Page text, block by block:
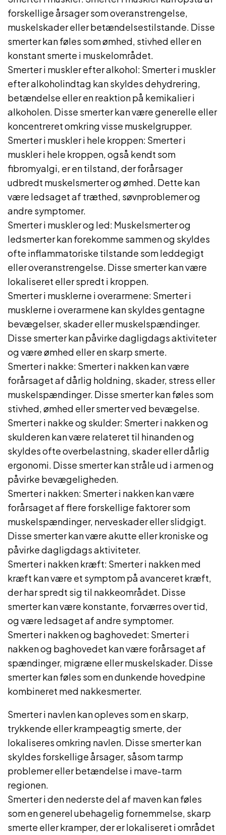
forskellige årsager som overanstrengelse,
muskelskader eller betændelsestilstande. Disse
smerter kan føles som ømhed, stivhed eller en
konstant smerte i muskelområdet.
Smerter i muskler efter alkohol: Smerter i muskler
efter alkoholindtag kan skyldes dehydrering,
betændelse eller en reaktion på kemikalier i
alkoholen. Disse smerter kan være generelle eller
koncentreret omkring visse muskelgrupper.
Smerter i muskler i hele kroppen: Smerter i
muskler i hele kroppen, også kendt som
fibromyalgi, er en tilstand, der forårsager
udbredt muskelsmerter og ømhed. Dette kan
være ledsaget af træthed, søvnproblemer og
andre symptomer.
Smerter i muskler og led: Muskelsmerter og
ledsmerter kan forekomme sammen og skyldes
ofte inflammatoriske tilstande som leddegigt
eller overanstrengelse. Disse smerter kan være
lokaliseret eller spredt i kroppen.
Smerter i musklerne i overarmene: Smerter i
musklerne i overarmene kan skyldes gentagne
bevægelser, skader eller muskelspændinger.
Disse smerter kan påvirke dagligdags aktiviteter
og være ømhed eller en skarp smerte.
Smerter i nakke: Smerter i nakken kan være
forårsaget af dårlig holdning, skader, stress eller
muskelspændinger. Disse smerter kan føles som
stivhed, ømhed eller smerter ved bevægelse.
Smerter i nakke og skulder: Smerter i nakken og
skulderen kan være relateret til hinanden og
skyldes ofte overbelastning, skader eller dårlig
ergonomi. Disse smerter kan stråle ud i armen og
påvirke bevægeligheden.
Smerter i nakken: Smerter i nakken kan være
forårsaget af flere forskellige faktorer som
muskelspændinger, nerveskader eller slidgigt.
Disse smerter kan være akutte eller kroniske og
påvirke dagligdags aktiviteter.
Smerter i nakken kræft: Smerter i nakken med
kræft kan være et symptom på avanceret kræft,
der har spredt sig til nakkeområdet. Disse
smerter kan være konstante, forværres over tid,
og være ledsaget af andre symptomer.
Smerter i nakken og baghovedet: Smerter i
nakken og baghovedet kan være forårsaget af
spændinger, migræne eller muskelskader. Disse
smerter kan føles som en dunkende hovedpine
kombineret med nakkesmerter.
Smerter i navlen kan opleves som en skarp,
trykkende eller krampeagtig smerte, der
lokaliseres omkring navlen. Disse smerter kan
skyldes forskellige årsager, såsom tarmp
problemer eller betændelse i mave-tarm
regionen.
Smerter i den nederste del af maven kan føles
som en generel ubehagelig fornemmelse, skarp
smerte eller kramper, der er lokaliseret i området